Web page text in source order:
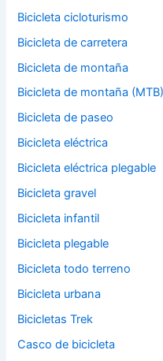
Bicicleta cicloturismo
Bicicleta de carretera
Bicicleta de montaña
Bicicleta de montaña (MTB)
Bicicleta de paseo
Bicicleta eléctrica
Bicicleta eléctrica plegable
Bicicleta gravel
Bicicleta infantil
Bicicleta plegable
Bicicleta todo terreno
Bicicleta urbana
Bicicletas Trek
Casco de bicicleta